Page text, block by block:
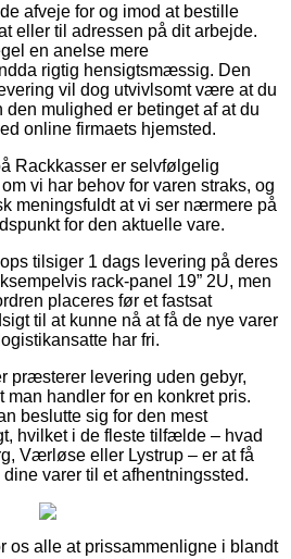
afveje for og imod at bestille
eller til adressen på dit arbejde.
en anelse mere
rigtig hensigtsmæssig. Den
vil dog utvivlsomt være at du
mulighed er betinget af at du
online firmaets hjemsted.
Rackkasser er selvfølgelig
vi har behov for varen straks, og
meningsfuldt at vi ser nærmere på
for den aktuelle vare.
tilsiger 1 dags levering på deres
rack-panel 19” 2U, men
placeres før et fastsat
til at kunne nå at få de nye varer
har fri.
præsterer levering uden gebyr,
man handler for en konkret pris.
beslutte sig for den mest
hvilket i de fleste tilfælde – hvad
Værløse eller Lystrup – er at få
varer til et afhentningssted.
os alle at prissammenligne i blandt